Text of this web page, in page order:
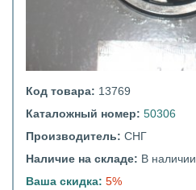
Код товара: 13769
Каталожный номер: 50306
Производитель: СНГ
Наличие на складе: В наличии
Ваша скидка: 5%